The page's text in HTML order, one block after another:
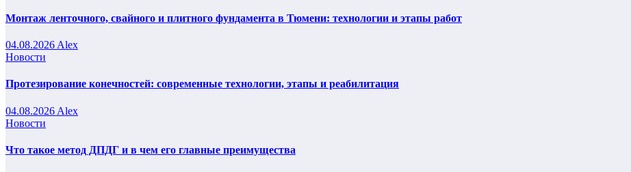
Монтаж ленточного, свайного и плитного фундамента в Тюмени: технологии и этапы работ
04.08.2026 Alex
Новости
Протезирование конечностей: современные технологии, этапы и реабилитация
04.08.2026 Alex
Новости
Что такое метод ДПДГ и в чем его главные преимущества